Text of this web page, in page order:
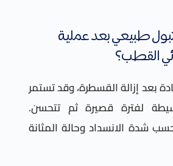
طبيعي بعد عملية
القطب؟
بعد إزالة القسطرة، وقد تستمر
لفترة قصيرة ثم تتحسن.
شدة الانسداد وحالة المثانة